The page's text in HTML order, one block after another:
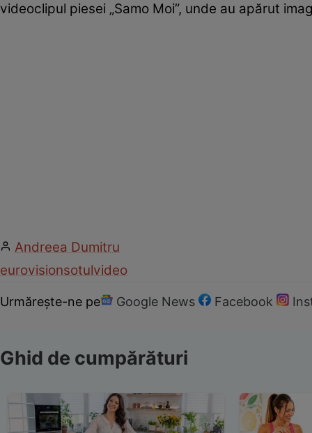
videoclipul piesei „Samo Moi”, unde au apărut
Andreea Dumitru
eurovisionsotulvideo
Urmărește-ne pe Google News Facebook
Ghid de cumpărături